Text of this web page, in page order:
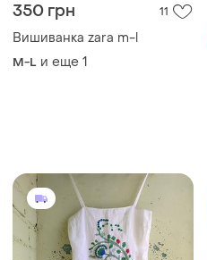
350 грн 11
Вишиванка zara m-l
M-L и еще 1